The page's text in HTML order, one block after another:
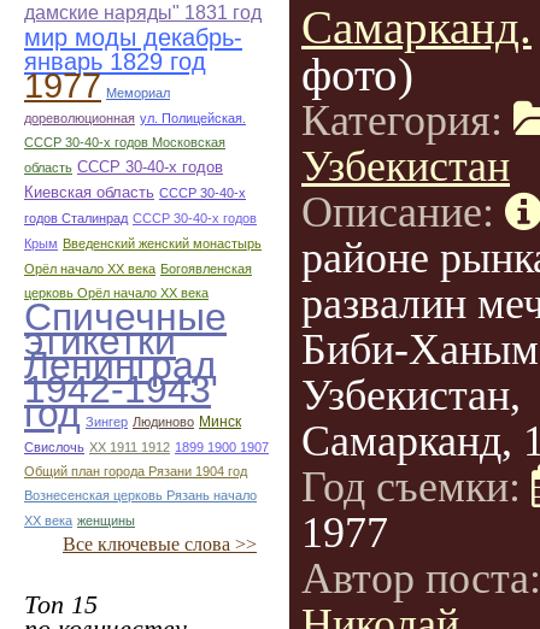
дамские наряды" 1831 год
мир моды декабрь-
январь 1829 год
1977 Мемориал
дореволюционная ул. Полицейская.
СССР 30-40-х годов Московская
область СССР 30-40-х годов
Киевская область СССР 30-40-х
годов Сталинрад СССР 30-40-х годов
Крым Введенский женский монастырь
Орёл начало ХХ века Богоявленская
церковь Орёл начало ХХ века
Спичечные
этикетки
Ленинград
1942-1943
год Зингер Людиново Минск
Свислочь XX 1911 1912 1899 1900 1907
Общий план города Рязани 1904 год
Вознесенская церковь Рязань начало
ХХ века женщины
Все ключевые слова >>
Топ 15
Самарканд.
фото)
Категория:
Узбекистан
Описание:
районе
развалин
Биби-
Узбекистан,
Самарканд,
Год съемки:
1977
Автор